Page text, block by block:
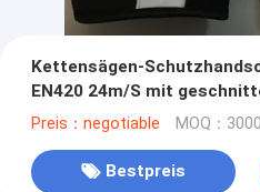
Kettensägen-
EN420 24m/S mit
Preis：negotiable MOQ：
Bestpreis